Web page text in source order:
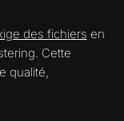
des fichiers en
Cette
qualité,